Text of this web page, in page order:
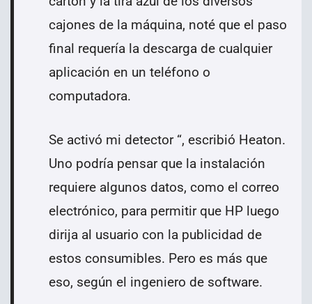
cajones de la máquina, noté que el paso
final requería la descarga de cualquier
aplicación en un teléfono o
computadora.
Se activó mi detector “, escribió Heaton.
Uno podría pensar que la instalación
requiere algunos datos, como el correo
electrónico, para permitir que HP luego
dirija al usuario con la publicidad de
estos consumibles. Pero es más que
eso, según el ingeniero de software.